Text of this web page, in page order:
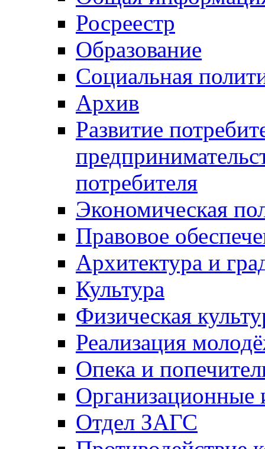
Росреестр
Образование
Социальная
Архив
Развитие
потребителя
Экономическая
Правовое
Архитектура и
Культура
Физическая
Реализация
Опека и
Отдел ЗАГС